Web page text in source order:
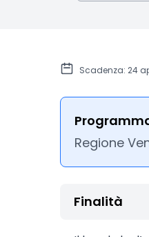
Scadenza: 24
Regione
Finalità